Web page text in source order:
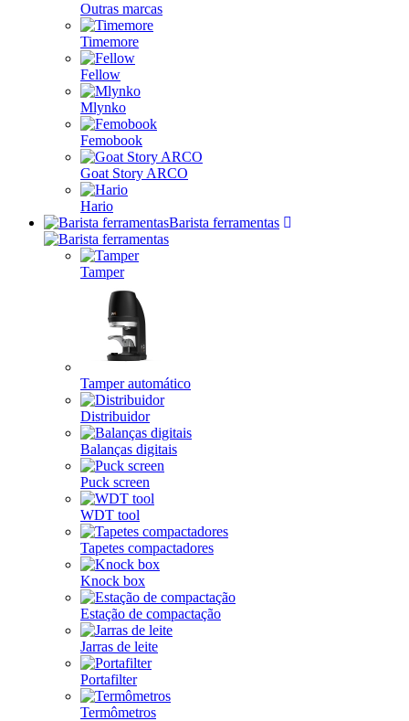
Outras marcas
Timemore
Fellow
Mlynko
Femobook
Goat Story ARCO
Hario
Barista ferramentas
Tamper
Tamper automático
Distribuidor
Balanças digitais
Puck screen
WDT tool
Tapetes compactadores
Knock box
Estação de compactação
Jarras de leite
Portafilter
Termômetros